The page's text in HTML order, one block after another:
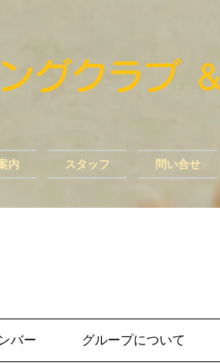
グクラブ ＆
内 スタッフ 問い合せ
バー グループについて